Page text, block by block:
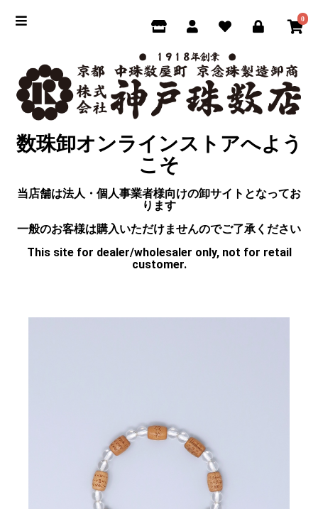
0
数珠卸オンラインストアへよう
こそ
当店舗は法人・個人事業者様向けの卸サイトとなってお
ります
一般のお客様は購入いただけませんのでご了承ください
This site for dealer/wholesaler only, not for retail
customer.